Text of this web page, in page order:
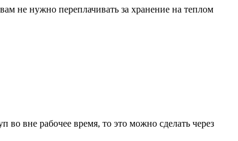
не нужно переплачивать за хранение на теплом
вне рабочее время, то это можно сделать через